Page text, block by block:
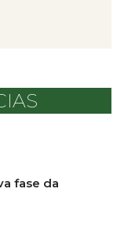
fase da